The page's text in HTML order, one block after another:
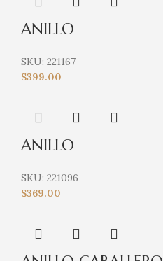
ANILLO
SKU: 221167
$399.00
ANILLO
SKU: 221096
$369.00